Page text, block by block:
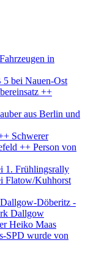
in
bei Nauen-Ost
++
aus Berlin und
Schwerer
++ Person von
1. Frühlingsrally
Flatow/Kuhhorst
Döberitz -
Dallgow
Heiko Maas
SPD wurde von